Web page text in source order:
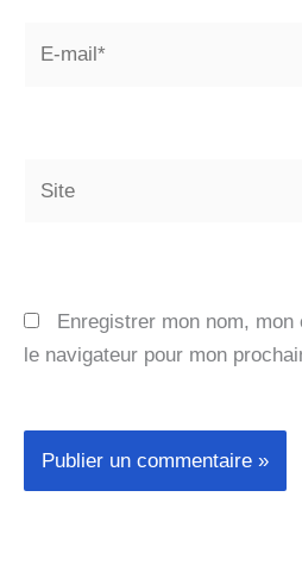
Enregistrer mon nom,
le navigateur pour mon